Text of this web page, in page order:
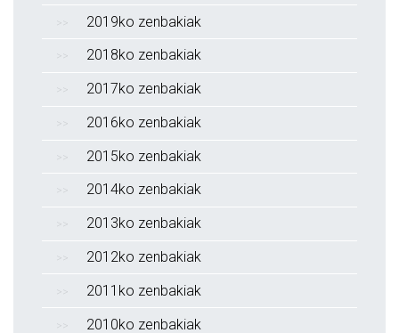
2019ko zenbakiak
2018ko zenbakiak
2017ko zenbakiak
2016ko zenbakiak
2015ko zenbakiak
2014ko zenbakiak
2013ko zenbakiak
2012ko zenbakiak
2011ko zenbakiak
2010ko zenbakiak